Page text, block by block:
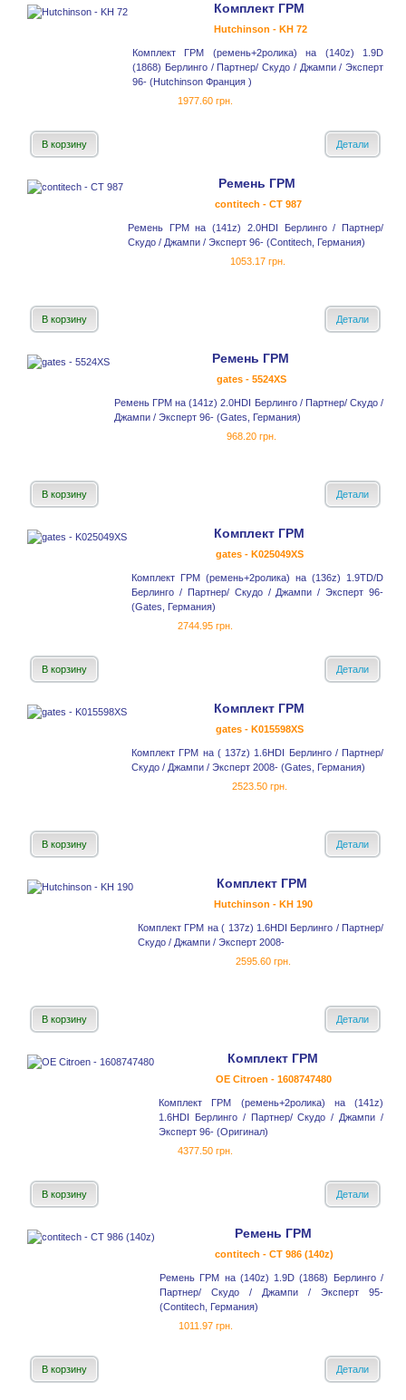
Комплект ГРМ
Hutchinson - KH 72
Комплект ГРМ (ремень+2ролика) на (140z) 1.9D
(1868) Берлинго / Партнер/ Скудо / Джампи / Эксперт
96- (Hutchinson Франция )
1977.60 грн.
В корзину Детали
Ремень ГРМ
contitech - CT 987
Ремень ГРМ на (141z) 2.0HDI Берлинго / Партнер/
Скудо / Джампи / Эксперт 96- (Contitech, Германия)
1053.17 грн.
В корзину Детали
Ремень ГРМ
gates - 5524XS
Ремень ГРМ на (141z) 2.0HDI Берлинго / Партнер/ Скудо /
Джампи / Эксперт 96- (Gates, Германия)
968.20 грн.
В корзину Детали
Комплект ГРМ
gates - K025049XS
Комплект ГРМ (ремень+2ролика) на (136z) 1.9TD/D
Берлинго / Партнер/ Скудо / Джампи / Эксперт 96-
(Gates, Германия)
2744.95 грн.
В корзину Детали
Комплект ГРМ
gates - K015598XS
Комплект ГРМ на ( 137z) 1.6HDI Берлинго / Партнер/
Скудо / Джампи / Эксперт 2008- (Gates, Германия)
2523.50 грн.
В корзину Детали
Комплект ГРМ
Hutchinson - KH 190
Комплект ГРМ на ( 137z) 1.6HDI Берлинго / Партнер/
Скудо / Джампи / Эксперт 2008-
2595.60 грн.
В корзину Детали
Комплект ГРМ
OE Citroen - 1608747480
Комплект ГРМ (ремень+2ролика) на (141z)
1.6HDI Берлинго / Партнер/ Скудо / Джампи /
Эксперт 96- (Оригинал)
4377.50 грн.
В корзину Детали
Ремень ГРМ
contitech - CT 986 (140z)
Ремень ГРМ на (140z) 1.9D (1868) Берлинго /
Партнер/ Скудо / Джампи / Эксперт 95-
(Contitech, Германия)
1011.97 грн.
В корзину Детали